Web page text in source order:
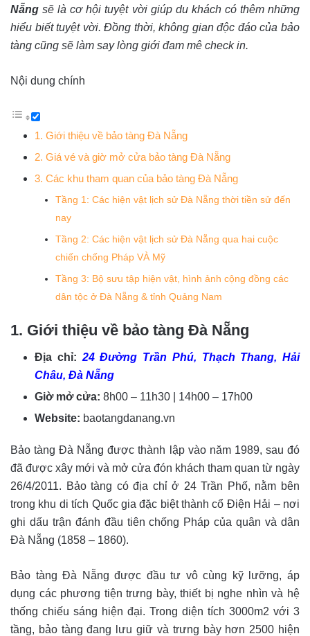
Nẵng sẽ là cơ hội tuyệt vời giúp du khách có thêm những
hiểu biết tuyệt vời. Đồng thời, không gian độc đáo của bảo
tàng cũng sẽ làm say lòng giới đam mê check in.
Nội dung chính
1. Giới thiệu về bảo tàng Đà Nẵng
2. Giá vé và giờ mở cửa bảo tàng Đà Nẵng
3. Các khu tham quan của bảo tàng Đà Nẵng
Tầng 1: Các hiện vật lịch sử Đà Nẵng thời tiền sử đến
nay
Tầng 2: Các hiện vật lịch sử Đà Nẵng qua hai cuộc
chiến chống Pháp VÀ Mỹ
Tầng 3: Bộ sưu tập hiện vật, hình ảnh cộng đồng các
dân tộc ở Đà Nẵng & tỉnh Quảng Nam
1. Giới thiệu về bảo tàng Đà Nẵng
Địa chỉ: 24 Đường Trần Phú, Thạch Thang, Hải
Châu, Đà Nẵng
Giờ mở cửa: 8h00 – 11h30 | 14h00 – 17h00
Website: baotangdanang.vn
Bảo tàng Đà Nẵng được thành lập vào năm 1989, sau đó
đã được xây mới và mở cửa đón khách tham quan từ ngày
26/4/2011. Bảo tàng có địa chỉ ở 24 Trần Phố, nằm bên
trong khu di tích Quốc gia đặc biệt thành cổ Điện Hải – nơi
ghi dấu trận đánh đầu tiên chống Pháp của quân và dân
Đà Nẵng (1858 – 1860).
Bảo tàng Đà Nẵng được đầu tư vô cùng kỹ lưỡng, áp
dụng các phương tiện trưng bày, thiết bị nghe nhìn và hệ
thống chiếu sáng hiện đại. Trong diện tích 3000m2 với 3
tầng, bảo tàng đang lưu giữ và trưng bày hơn 2500 hiện